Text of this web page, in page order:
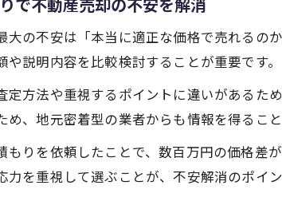
大阪市で優良な
見積もり活用で
大阪市の不動産
不動産売却見積
大阪市の不動産売却
不動産売却で査
大阪市で高評価
大の不安は「本当に適正な価格で売れるの
説明内容を比較検討することが重要です。
定方法や重視するポイントに違いがあるた
め、地元密着型の業者からも情報を得るこ
もりを依頼したことで、数百万円の価格差
を重視して選ぶことが、不安解消のポイン